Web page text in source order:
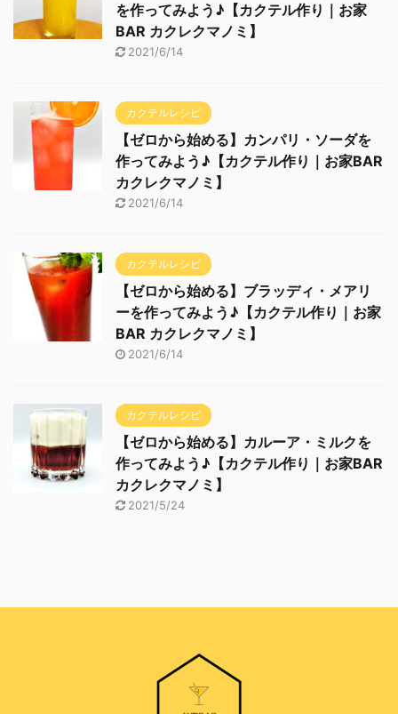
を作ってみよう♪【カクテル作り｜お家
BAR カクレクマノミ】
2021/6/14
カクテルレシピ
【ゼロから始める】カンパリ・ソーダを
作ってみよう♪【カクテル作り｜お家BAR
カクレクマノミ】
2021/6/14
カクテルレシピ
【ゼロから始める】ブラッディ・メアリ
ーを作ってみよう♪【カクテル作り｜お家
BAR カクレクマノミ】
2021/6/14
カクテルレシピ
【ゼロから始める】カルーア・ミルクを
作ってみよう♪【カクテル作り｜お家BAR
カクレクマノミ】
2021/5/24